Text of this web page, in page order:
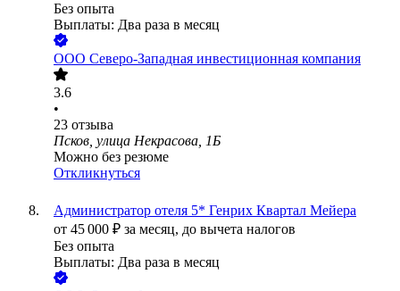
Без опыта
Выплаты: Два раза в месяц
ООО Северо-Западная инвестиционная компания
3.6
•
23 отзыва
Псков, улица Некрасова, 1Б
Можно без резюме
Откликнуться
Администратор отеля 5* Генрих Квартал Мейера
от 45 000 ₽ за месяц, до вычета налогов
Без опыта
Выплаты: Два раза в месяц